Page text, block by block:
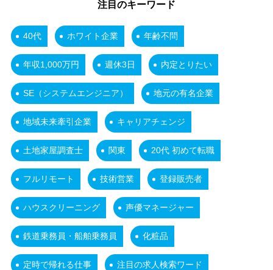
注目のキーワード
40代 ホワイト企業 年齢不問
年収1,000万円 週休3日 内定とりたい
SE（システムエンジニア） 地元の有名企業
地域未来牽引企業 キャリアチェンジ
土地家屋調査士 関東 20代 初めて転職
フルリモート 技術営業 登録販売者
ハウスクリーニング 声優マネージャー
鉄道乗務員・船舶乗務員 化粧品
定時で帰れる仕事 注目の求人検索ワード